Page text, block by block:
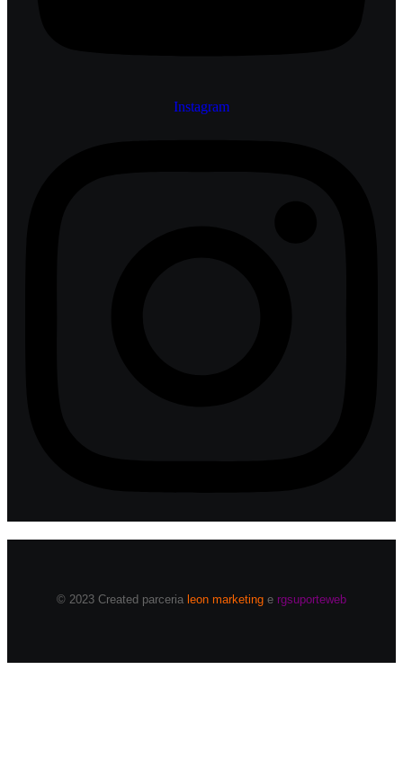
Instagram
© 2023 Created parceria leon marketing e rgsuporteweb